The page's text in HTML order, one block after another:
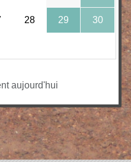
28 29 30
aujourd'hui